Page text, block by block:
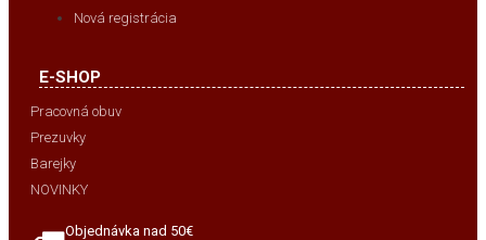
Nová registrácia
E-SHOP
Pracovná obuv
Prezuvky
Barejky
NOVINKY
Objednávka nad 50€